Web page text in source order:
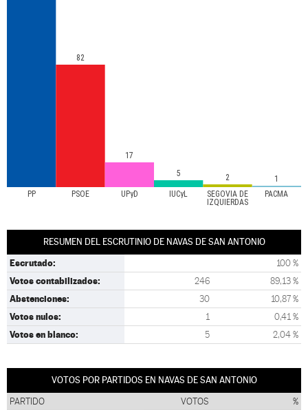
PP PSOE UPyD IUCyL
SEGOVIA DE
IZQUIERDAS
PACMA
82
17
5
2 1
RESUMEN DEL ESCRUTINIO DE NAVAS DE SAN ANTONIO
Escrutado: 100 %
Votos contabilizados: 246 89,13 %
Abstenciones: 30 10,87 %
Votos nulos: 1 0,41 %
Votos en blanco: 5 2,04 %
VOTOS POR PARTIDOS EN NAVAS DE SAN ANTONIO
PARTIDO VOTOS %